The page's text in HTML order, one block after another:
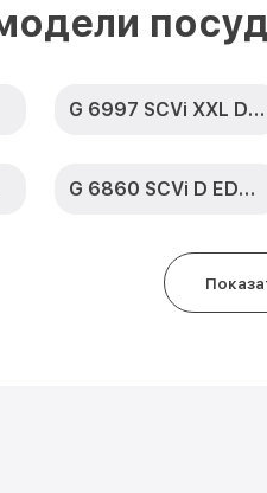
G 6997 SCVi XXL D ED230 2,0 k2o
G 6860 SCVi D ED230 2,0